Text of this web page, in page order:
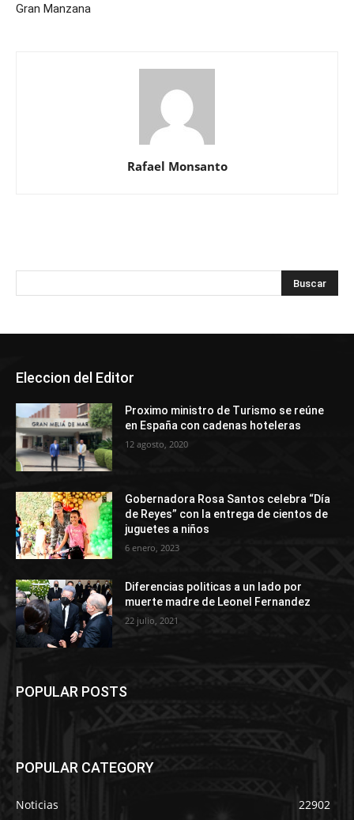
Gran Manzana
Rafael Monsanto
Eleccion del Editor
Proximo ministro de Turismo se reúne
en España con cadenas hoteleras
12 agosto, 2020
Gobernadora Rosa Santos celebra “Día
de Reyes” con la entrega de cientos de
juguetes a niños
6 enero, 2023
Diferencias politicas a un lado por
muerte madre de Leonel Fernandez
22 julio, 2021
POPULAR POSTS
POPULAR CATEGORY
Noticias 22902